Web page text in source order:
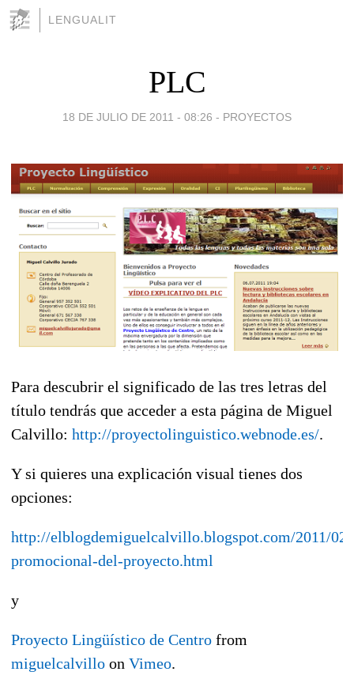
LENGUALIT
PLC
18 DE JULIO DE 2011 - 08:26 - PROYECTOS
Para descubrir el significado de las tres letras del
título tendrás que acceder a esta página de Miguel
Calvillo: http://proyectolinguistico.webnode.es/.
Y si quieres una explicación visual tienes dos
opciones:
http://elblogdemiguelcalvillo.blogspot.com/2011/
promocional-del-proyecto.html
y
Proyecto Lingüístico de Centro from
miguelcalvillo on Vimeo.